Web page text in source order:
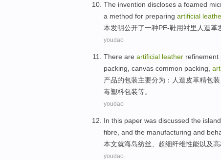
The invention discloses a foamed
a method for preparing artificial
本发明公开了一种PE-鞋用衬里 人造革
youdao
There are artificial leather refinement
packing, canvas common packing,
产品的包装主要分为： 人造皮革精包
毒塑料包装等。
youdao
In this paper was discussed the
fibre , and the manufacturing and
本文就海岛纺丝 超细纤维性能以及
youdao